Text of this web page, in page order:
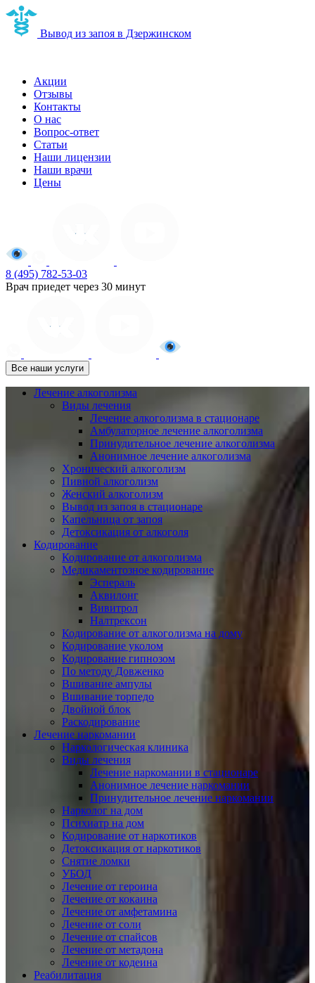
Вывод из запоя в Дзержинском
Акции
Отзывы
Контакты
О нас
Вопрос-ответ
Статьи
Наши лицензии
Наши врачи
Цены
8 (495) 782-53-03
Врач приедет через 30 минут
Все наши услуги
Лечение алкоголизма
Виды лечения
Лечение алкоголизма в стационаре
Амбулаторное лечение алкоголизма
Принудительное лечение алкоголизма
Анонимное лечение алкоголизма
Хронический алкоголизм
Пивной алкоголизм
Женский алкоголизм
Вывод из запоя в стационаре
Капельница от запоя
Детоксикация от алкоголя
Кодирование
Кодирование от алкоголизма
Медикаментозное кодирование
Эспераль
Аквилонг
Вивитрол
Налтрексон
Кодирование от алкоголизма на дому
Кодирование уколом
Кодирование гипнозом
По методу Довженко
Вшивание ампулы
Вшивание торпедо
Двойной блок
Раскодирование
Лечение наркомании
Наркологическая клиника
Виды лечения
Лечение наркомании в стационаре
Анонимное лечение наркомании
Принудительное лечение наркомании
Нарколог на дом
Психиатр на дом
Кодирование от наркотиков
Детоксикация от наркотиков
Снятие ломки
УБОД
Лечение от героина
Лечение от кокаина
Лечение от амфетамина
Лечение от соли
Лечение от спайсов
Лечение от метадона
Лечение от кодеина
Реабилитация